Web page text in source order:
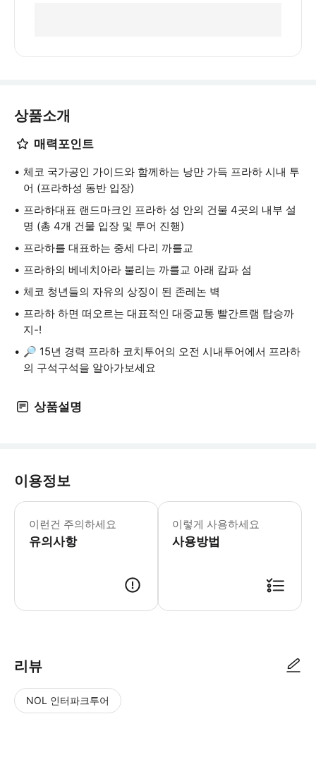
상품소개
매력포인트
체코 국가공인 가이드와 함께하는 낭만 가득 프라하 시내 투
어 (프라하성 동반 입장)
프라하대표 랜드마크인 프라하 성 안의 건물 4곳의 내부 설
명 (총 4개 건물 입장 및 투어 진행)
프라하를 대표하는 중세 다리 까를교
프라하의 베네치아라 불리는 까를교 아래 캄파 섬
체코 청년들의 자유의 상징이 된 존레논 벽
프라하 하면 떠오르는 대표적인 대중교통 빨간트램 탑승까
지-!
🔎 15년 경력 프라하 코치투어의 오전 시내투어에서 프라하
의 구석구석을 알아가보세요
상품설명
이용정보
이런건 주의하세요
유의사항
✅ 개별 이어폰을 지참해 주세요. 개
이렇게 사용하세요
사용방법
리뷰
NOL 인터파크투어